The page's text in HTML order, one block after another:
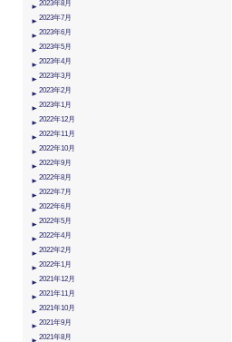
2023年8月
2023年7月
2023年6月
2023年5月
2023年4月
2023年3月
2023年2月
2023年1月
2022年12月
2022年11月
2022年10月
2022年9月
2022年8月
2022年7月
2022年6月
2022年5月
2022年4月
2022年2月
2022年1月
2021年12月
2021年11月
2021年10月
2021年9月
2021年8月